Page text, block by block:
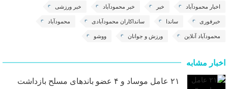
اخبار محمودآباد خبر خبر محمودآباد خبر ورزشی
خبرفوری ساندا سانداکاران محمودآبادی محمودآباد
محمودآباد آنلاین ورزش و جوانان ووشو
اخبار مشابه
۲۱ عامل موساد و ۴ عضو باند‌های مسلح بازداشت